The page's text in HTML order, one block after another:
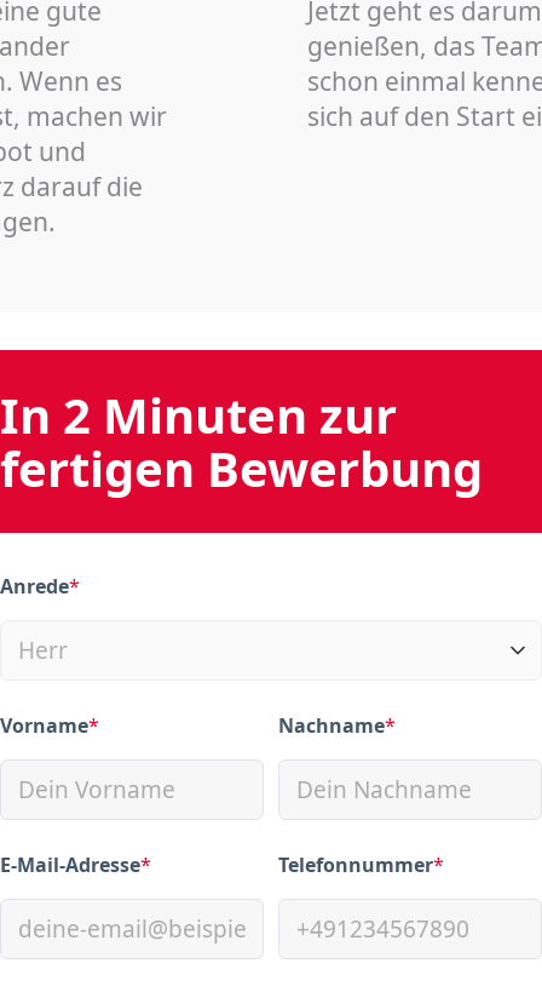
gute
Wenn es
machen wir
und
darauf die
Jetzt geht es
genießen, das
schon einmal
sich auf den Start
In 2 Minuten zur
fertigen Bewerbung
Anrede*
(required)
Vorname*
(required) Nachname*
(required)
E-Mail-Adresse*
(required) Telefonnummer*
(required)